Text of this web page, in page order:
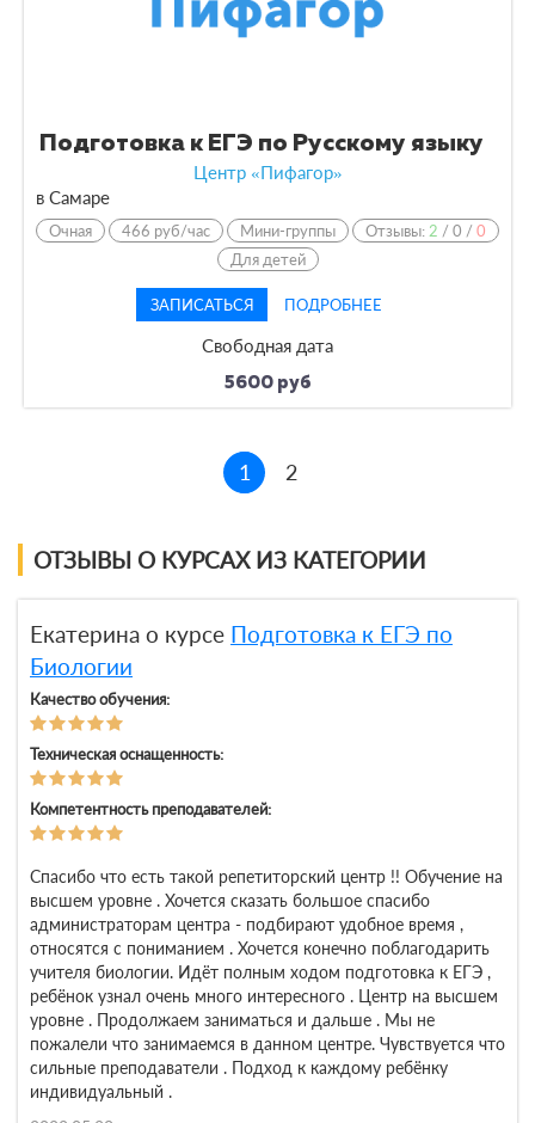
Подготовка к ЕГЭ по Русскому языку
Центр «Пифагор»
в Самаре
Очная 466 руб/час Мини-группы Отзывы: 2 /0 /0
Для детей
ЗАПИСАТЬСЯ ПОДРОБНЕЕ
Свободная дата
5600 руб
1 2
ОТЗЫВЫ О КУРСАХ ИЗ КАТЕГОРИИ
Екатерина о курсе Подготовка к ЕГЭ по
Биологии
Качество обучения:
Техническая оснащенность:
Компетентность преподавателей:
Спасибо что есть такой репетиторский центр !! Обучение на
высшем уровне . Хочется сказать большое спасибо
администраторам центра - подбирают удобное время ,
относятся с пониманием . Хочется конечно поблагодарить
учителя биологии. Идёт полным ходом подготовка к ЕГЭ ,
ребёнок узнал очень много интересного . Центр на высшем
уровне . Продолжаем заниматься и дальше . Мы не
пожалели что занимаемся в данном центре. Чувствуется что
сильные преподаватели . Подход к каждому ребёнку
индивидуальный .